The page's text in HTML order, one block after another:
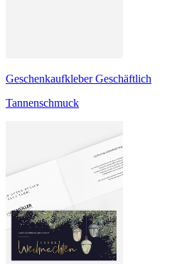
Geschenkaufkleber Geschäftlich
Tannenschmuck